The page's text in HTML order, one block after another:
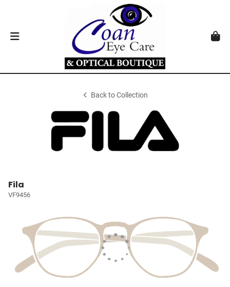
Back to Collection
Fila
VF9456